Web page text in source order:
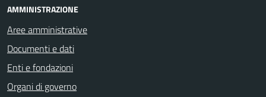
AMMINISTRAZIONE
Aree amministrative
Documenti e dati
Enti e fondazioni
Organi di governo